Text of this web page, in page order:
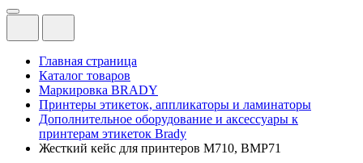
Главная страница
Каталог товаров
Маркировка BRADY
Принтеры этикеток, аппликаторы и ламинаторы
Дополнительное оборудование и аксессуары к
принтерам этикеток Brady
Жесткий кейс для принтеров M710, BMP71